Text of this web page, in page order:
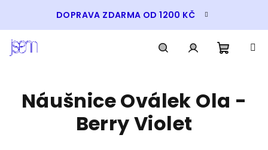
obsah
DOPRAVA ZDARMA OD 1200 KČ
košík
Náušnice Oválek Ola -
Berry Violet